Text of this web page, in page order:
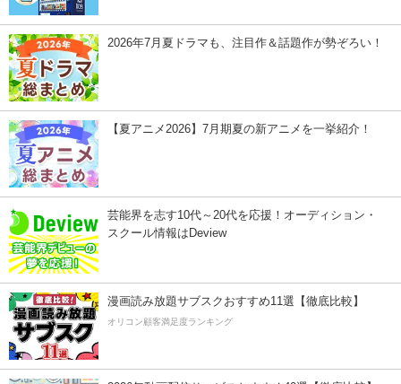
2026年7月夏ドラマも、注目作＆話題作が勢ぞろい！
【夏アニメ2026】7月期夏の新アニメを一挙紹介！
芸能界を志す10代～20代を応援！オーディション・
スクール情報はDeview
漫画読み放題サブスクおすすめ11選【徹底比較】
オリコン顧客満足度ランキング